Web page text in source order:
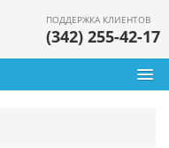
ПОДДЕРЖКА КЛИЕНТОВ
(342) 255-42-17